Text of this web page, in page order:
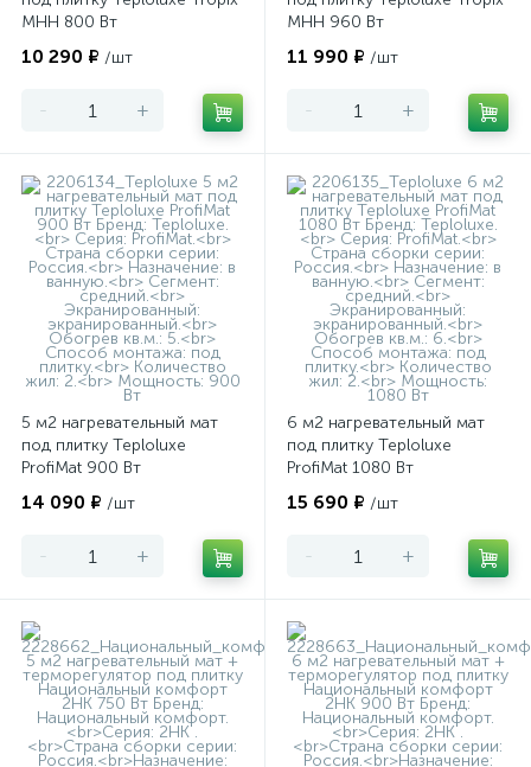
МНН 800 Вт
10 290 ₽ /шт
- +
МНН 960 Вт
11 990 ₽ /шт
- +
5 м2 нагревательный мат
под плитку Teploluxe
ProfiMat 900 Вт
14 090 ₽ /шт
- +
6 м2 нагревательный мат
под плитку Teploluxe
ProfiMat 1080 Вт
15 690 ₽ /шт
- +